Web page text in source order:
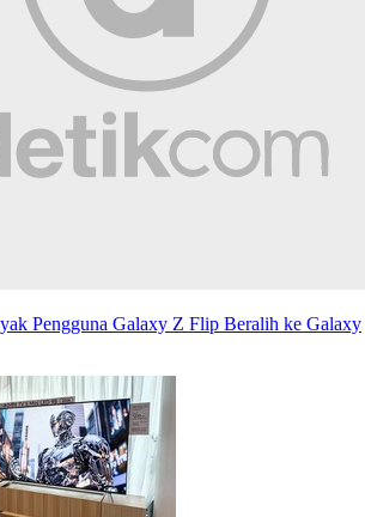
Pengguna Galaxy Z Flip Beralih ke Galaxy